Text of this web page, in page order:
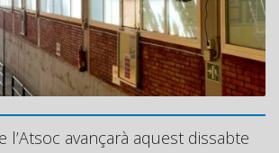
l’Atsoc avançarà aquest dissabte